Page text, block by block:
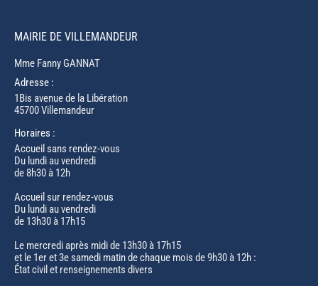
MAIRIE DE VILLEMANDEUR
Mme Fanny GANNAT
Adresse :
1Bis avenue de la Libération
45700 Villemandeur
Horaires :
Accueil sans rendez-vous
Du lundi au vendredi
de 8h30 à 12h
Accueil sur rendez-vous
Du lundi au vendredi
de 13h30 à 17h15
Le mercredi après midi de 13h30 à 17h15
et le 1er et 3e samedi matin de chaque mois de 9h30 à 12h :
État civil et renseignements divers